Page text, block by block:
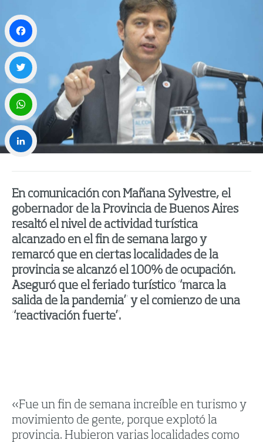
En comunicación con Mañana Sylvestre, el
gobernador de la Provincia de Buenos Aires
resaltó el nivel de actividad turística
alcanzado en el fin de semana largo y
remarcó que en ciertas localidades de la
provincia se alcanzó el 100% de ocupación.
Aseguró que el feriado turístico “marca la
salida de la pandemia” y el comienzo de una
“reactivación fuerte”.
«Fue un fin de semana increíble en turismo y
movimiento de gente, porque explotó la
provincia. Hubieron varias localidades como
Facebook
Twitter
WhatsApp